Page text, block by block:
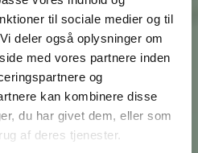
til sociale medier og til
deler også oplysninger om
med vores partnere inden
og
kan kombinere disse
du har givet dem, eller som
af deres tjenester.
KONTAKTDATEN